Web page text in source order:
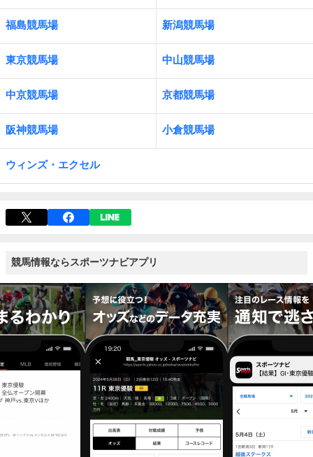
福島競馬場 新潟競馬場
東京競馬場 中山競馬場
中京競馬場 京都競馬場
阪神競馬場 小倉競馬場
ウィンズ・エクセル
競馬情報ならスポーツナビアプリ